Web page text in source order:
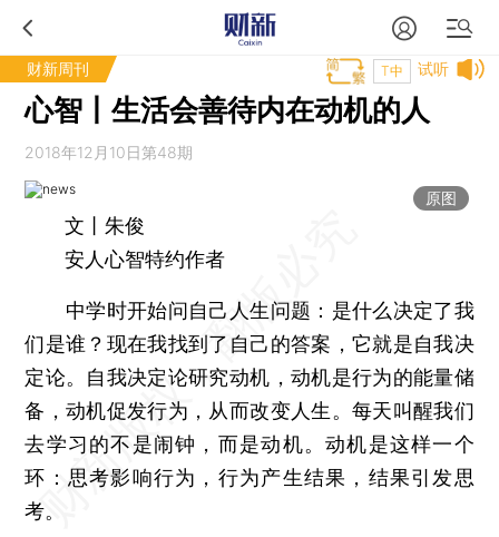
财新周刊 试听
T中
心智丨生活会善待内在动机的人
2018年12月10日第48期
原图
文丨朱俊
安人心智特约作者
中学时开始问自己人生问题：是什么决定了我
们是谁？现在我找到了自己的答案，它就是自我决
定论。自我决定论研究动机，动机是行为的能量储
备，动机促发行为，从而改变人生。每天叫醒我们
去学习的不是闹钟，而是动机。动机是这样一个
环：思考影响行为，行为产生结果，结果引发思
考。